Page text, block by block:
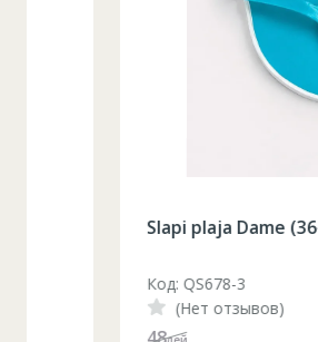
Slapi plaja Dame (36-41) /24
Код: QS678-3
(Нет отзывов)